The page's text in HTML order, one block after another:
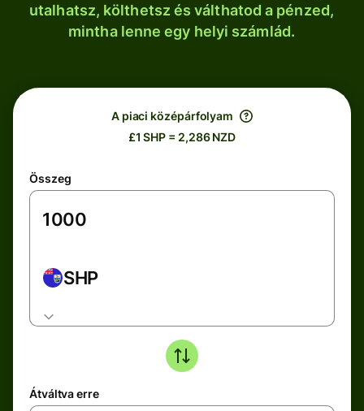
utalhatsz, költhetsz és válthatod a pénzed,
mintha lenne egy helyi számlád.
A piaci középárfolyam
£1 SHP = 2,286 NZD
Összeg
SHP
Átváltva erre